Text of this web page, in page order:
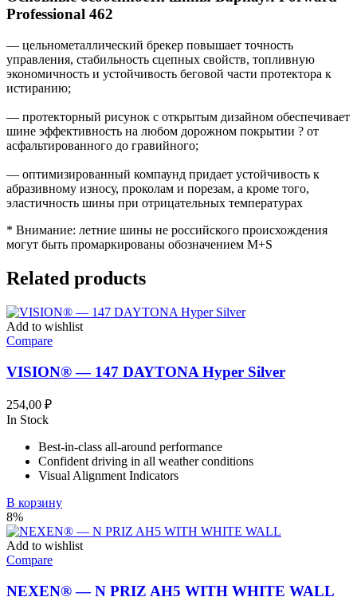
Professional 462
— цельнометаллический брекер повышает точность
управления, стабильность сцепных свойств, топливную
экономичность и устойчивость беговой части протектора к
истиранию;
— протекторный рисунок с открытым дизайном обеспечивает
шине эффективность на любом дорожном покрытии ? от
асфальтированного до гравийного;
— оптимизированный компаунд придает устойчивость к
абразивному износу, проколам и порезам, а кроме того,
эластичность шины при отрицательных температурах
* Внимание: летние шины не российского происхождения
могут быть промаркированы обозначением M+S
Related products
Add to wishlist
Compare
VISION® — 147 DAYTONA Hyper Silver
254,00 ₽
In Stock
Best-in-class all-around performance
Confident driving in all weather conditions
Visual Alignment Indicators
В корзину
8%
Add to wishlist
Compare
NEXEN® — N PRIZ AH5 WITH WHITE WALL